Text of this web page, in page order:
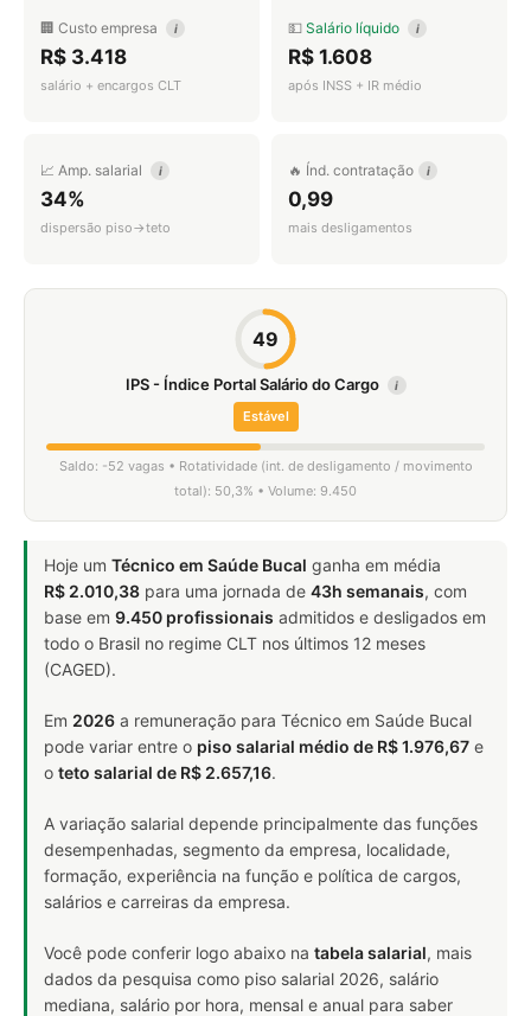
🏢 Custo empresa i
R$ 3.418
salário + encargos CLT
💵 Salário líquido i
R$ 1.608
após INSS + IR médio
📈 Amp. salarial i
34%
dispersão piso→teto
🔥 Índ. contratação i
0,99
mais desligamentos
49
IPS - Índice Portal Salário do Cargo i
Estável
Saldo: -52 vagas • Rotatividade (int. de desligamento / movimento
total): 50,3% • Volume: 9.450
Hoje um Técnico em Saúde Bucal ganha em média
R$ 2.010,38 para uma jornada de 43h semanais, com
base em 9.450 profissionais admitidos e desligados em
todo o Brasil no regime CLT nos últimos 12 meses
(CAGED).
Em 2026 a remuneração para Técnico em Saúde Bucal
pode variar entre o piso salarial médio de R$ 1.976,67 e
o teto salarial de R$ 2.657,16.
A variação salarial depende principalmente das funções
desempenhadas, segmento da empresa, localidade,
formação, experiência na função e política de cargos,
salários e carreiras da empresa.
Você pode conferir logo abaixo na tabela salarial, mais
dados da pesquisa como piso salarial 2026, salário
mediana, salário por hora, mensal e anual para saber